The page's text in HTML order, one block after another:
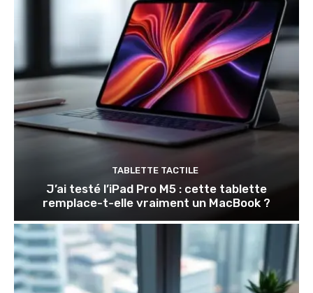
TABLETTE TACTILE
J’ai testé l’iPad Pro M5 : cette tablette
remplace-t-elle vraiment un MacBook ?